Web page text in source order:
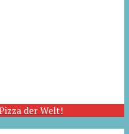
der Welt!